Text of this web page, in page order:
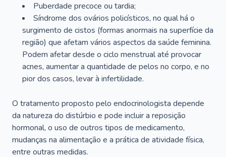
Puberdade precoce ou tardia;
Síndrome dos ovários policísticos, no qual há o
surgimento de cistos (formas anormais na superfície da
região) que afetam vários aspectos da saúde feminina.
Podem afetar desde o ciclo menstrual até provocar
acnes, aumentar a quantidade de pelos no corpo, e no
pior dos casos, levar à infertilidade.
O tratamento proposto pelo endocrinologista depende
da natureza do distúrbio e pode incluir a reposição
hormonal, o uso de outros tipos de medicamento,
mudanças na alimentação e a prática de atividade física,
entre outras medidas.